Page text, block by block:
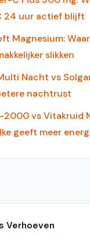
24 uur actief blijft
Magnesium:
slikken
Nacht vs
nachtrust
2000 vs Vitakruid
geeft meer
Verhoeven